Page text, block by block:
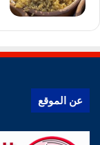
عن الموقع